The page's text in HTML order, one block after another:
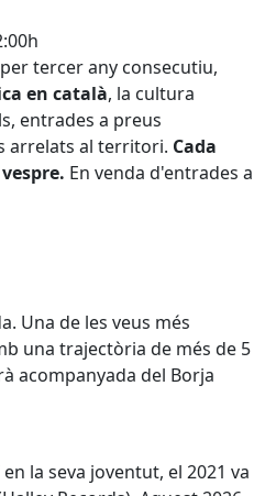
tercer any consecutiu,
en català, la cultura
entrades a preus
arrelats al territori. Cada
En venda d'entrades a
Una de les veus més
una trajectòria de més de 5
acompanyada del Borja
la seva joventut, el 2021 va